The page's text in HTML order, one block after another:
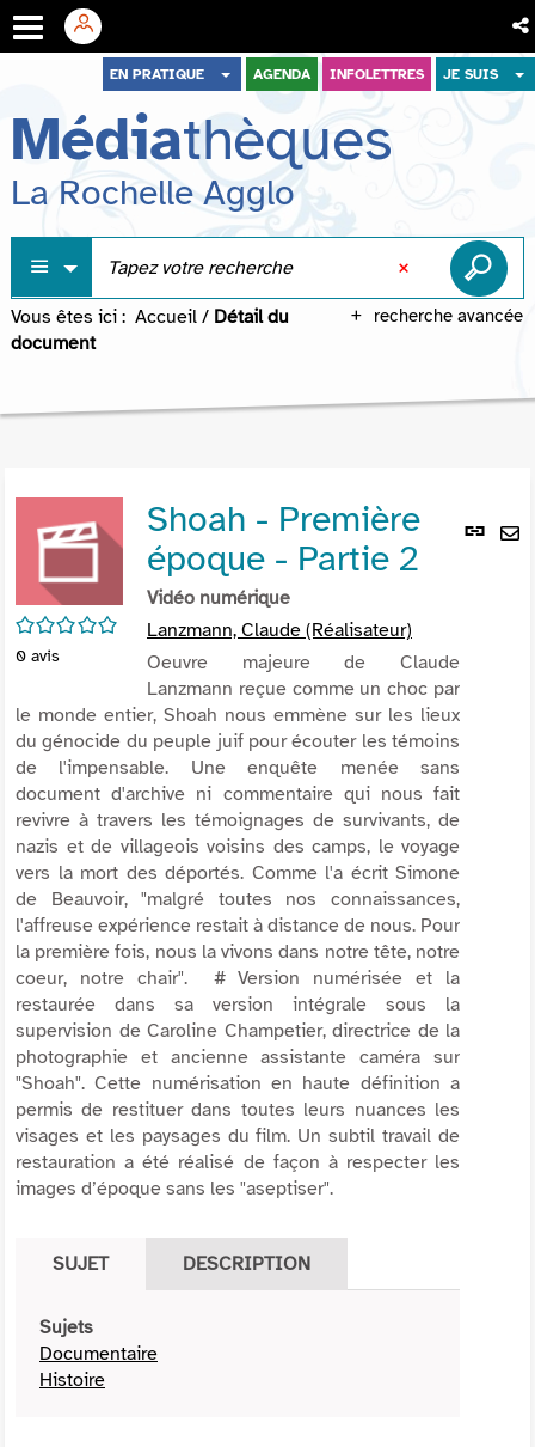
menu
contenu
recherche
EN PRATIQUE AGENDA INFOLETTRES JE SUIS
Médiathèques
La Rochelle Agglo
recherche avancée
Vous êtes ici : Accueil / Détail du
document
Lien
/5
0 avis
Shoah - Première
époque - Partie 2
Vidéo numérique
Lanzmann, Claude (Réalisateur)
Oeuvre majeure de Claude
Lanzmann reçue comme un choc par
le monde entier, Shoah nous emmène sur les lieux
du génocide du peuple juif pour écouter les témoins
de l'impensable. Une enquête menée sans
document d'archive ni commentaire qui nous fait
revivre à travers les témoignages de survivants, de
nazis et de villageois voisins des camps, le voyage
vers la mort des déportés. Comme l'a écrit Simone
de Beauvoir, "malgré toutes nos connaissances,
l'affreuse expérience restait à distance de nous. Pour
la première fois, nous la vivons dans notre tête, notre
coeur, notre chair". # Version numérisée et la
restaurée dans sa version intégrale sous la
supervision de Caroline Champetier, directrice de la
photographie et ancienne assistante caméra sur
"Shoah". Cette numérisation en haute définition a
permis de restituer dans toutes leurs nuances les
visages et les paysages du film. Un subtil travail de
restauration a été réalisé de façon à respecter les
images d’époque sans les "aseptiser".
SUJET DESCRIPTION
Sujets
Documentaire
Histoire